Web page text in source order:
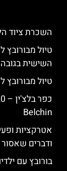
השכרת ציוד
טיול
השישית
טיול מבורובץ
Belchin
אטרקציות
ודברים
בורובץ עם